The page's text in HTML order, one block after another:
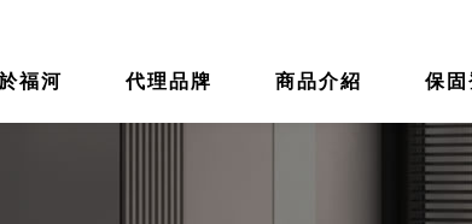
福河 代理品牌
BRAND
商品介紹
PRODUC
保固